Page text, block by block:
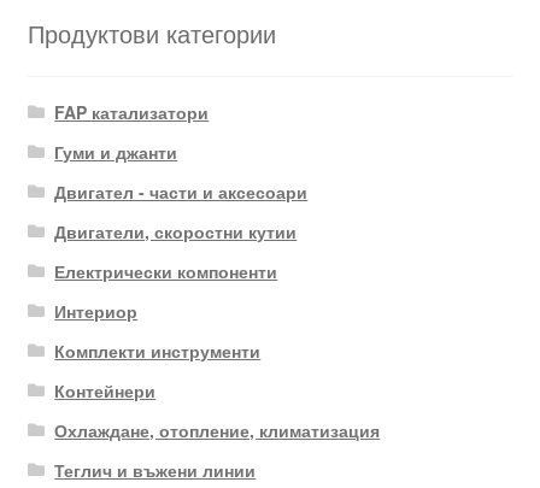
Продуктови категории
FAP катализатори
Гуми и джанти
Двигател - части и аксесоари
Двигатели, скоростни кутии
Електрически компоненти
Интериор
Комплекти инструменти
Контейнери
Охлаждане, отопление, климатизация
Теглич и въжени линии